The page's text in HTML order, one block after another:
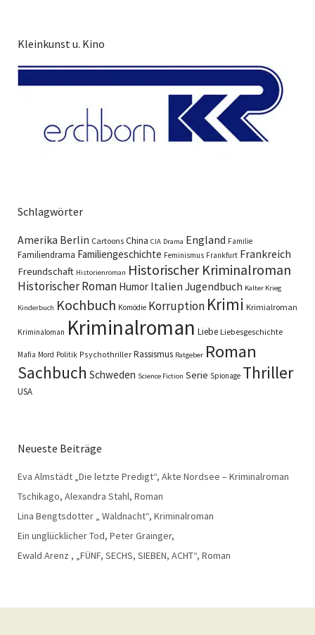
Kleinkunst u. Kino
Schlagwörter
Amerika Berlin Cartoons China CIA Drama England Familie
Familiendrama Familiengeschichte Feminismus Frankfurt Frankreich
Freundschaft Historienroman Historischer Kriminalroman
Historischer Roman Humor Italien Jugendbuch Kalter Krieg
Kinderbuch Kochbuch Komödie Korruption Krimi Krimialroman
Kriminaloman Kriminalroman Liebe Liebesgeschichte
Mafia Mord Politik Psychothriller Rassismus Ratgeber Roman
Sachbuch Schweden Science Fiction Serie Spionage Thriller
USA
Neueste Beiträge
Eva Almstädt „Die letzte Predigt“, Akte Nordsee – Kriminalroman
Tschikago, Alexandra Stahl, Roman
Lina Bengtsdotter „ Waldnacht“, Kriminalroman
Ein unglücklicher Tod, Peter Grainger,
Ewald Arenz , „FÜNF, SECHS, SIEBEN, ACHT“, Roman